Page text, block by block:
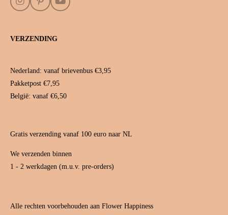
I
a
a
P
e
s
Y
VERZENDING
Nederland: vanaf brievenbus €3,95
Pakketpost €7,95
België: vanaf €6,50
Gratis verzending vanaf 100 euro naar NL
We verzenden binnen
1 - 2 werkdagen (m.u.v. pre-orders)
Alle rechten voorbehouden aan Flower Happiness